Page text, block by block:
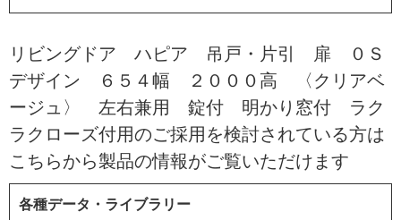
リビングドア ハピア 吊戸・片引 扉 ０Ｓ
デザイン ６５４幅 ２０００高 〈クリアベ
ージュ〉 左右兼用 錠付 明かり窓付 ラク
ラクローズ付用のご採用を検討されている方は
こちらから製品の情報がご覧いただけます
各種データ・ライブラリー